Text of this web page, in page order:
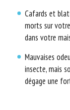
Cafards et
morts sur
dans votre
Mauvaises
insecte, mais
dégage une